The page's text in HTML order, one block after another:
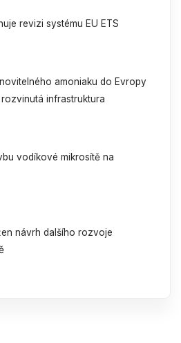
revizi systému EU ETS
amoniaku do Evropy
infrastruktura
vodíkové mikrosítě na
návrh dalšího rozvoje